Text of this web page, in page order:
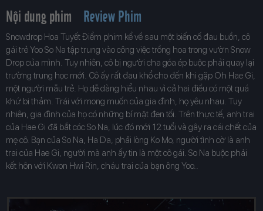
Nội dung phim Review Phim
Snowdrop Hoa Tuyết Điểm phim kể về sau một biến cố đau buồn, cô
gái trẻ Yoo So Na tập trung vào công việc trồng hoa trong vườn Snow
Drop của mình. Tuy nhiên, cô bị người cha góa ép buộc phải quay lại
trường trung học mới. Cô ấy rất đau khổ cho đến khi gặp Oh Hae Gi,
một người mẫu trẻ. Họ dễ dàng hiểu nhau vì cả hai điều có một quá
khứ bi thảm. Trái với mong muốn của gia đình, họ yêu nhau. Tuy
nhiên, gia đình của họ có những bí mật đen tối. Trên thực tế, anh trai
của Hae Gi đã bắt cóc So Na, lúc đó mới 12 tuổi và gây ra cái chết của
mẹ cô. Bạn của So Na, Ha Da, phải lòng Ko Mo, người tình cờ là anh
trai của Hae Gi, người mà anh ấy tin là một cô gái. So Na buộc phải
kết hôn với Kwon Hwi Rin, cháu trai của bạn ông Yoo..